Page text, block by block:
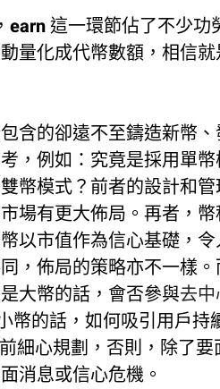
earn 這一環節佔了不少功
量化成代幣數額，相信
含的卻遠不至鑄造新幣
，例如：究竟是採用單
幣模式？前者的設計和
場有更大佈局。再者，
以市值作為信心基礎，
，佈局的策略亦不一樣
大幣的話，會否參與去
幣的話，如何吸引用戶持
細心規劃，否則，除了
消息或信心危機。